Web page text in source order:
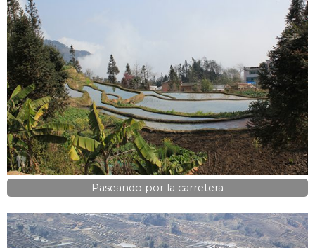
Paseando por la carretera